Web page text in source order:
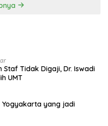
Staf Tidak Digaji, Dr. Iswadi
UMT
Yogyakarta yang jadi